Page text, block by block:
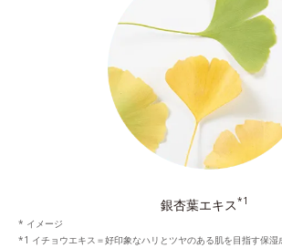
銀杏葉エキス*1
* イメージ
*1 イチョウエキス＝好印象なハリとツヤのある肌を目指す保湿